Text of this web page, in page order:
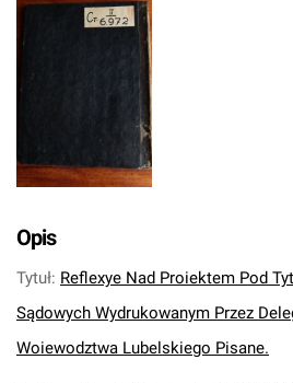
Opis
Tytuł: Reflexye Nad Proiektem Pod
Sądowych Wydrukowanym Przez
Woiewodztwa Lubelskiego Pisane.